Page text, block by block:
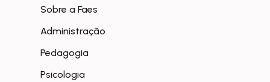
Sobre a Faes
Administração
Pedagogia
Psicologia